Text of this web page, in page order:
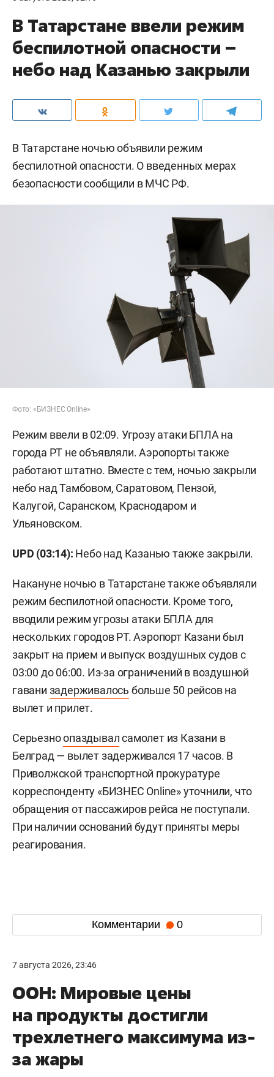
В Татарстане ввели режим
беспилотной опасности –
небо над Казанью закрыли
В Татарстане ночью объявили режим
беспилотной опасности. О введенных мерах
безопасности сообщили в МЧС РФ.
Фото: «БИЗНЕС Online»
Режим ввели в 02:09. Угрозу атаки БПЛА на
города РТ не объявляли. Аэропорты также
работают штатно. Вместе с тем, ночью закрыли
небо над Тамбовом, Саратовом, Пензой,
Калугой, Саранском, Краснодаром и
Ульяновском.
UPD (03:14): Небо над Казанью также закрыли.
Накануне ночью в Татарстане также объявляли
режим беспилотной опасности. Кроме того,
вводили режим угрозы атаки БПЛА для
нескольких городов РТ. Аэропорт Казани был
закрыт на прием и выпуск воздушных судов с
03:00 до 06:00. Из-за ограничений в воздушной
гавани задерживалось больше 50 рейсов на
вылет и прилет.
Серьезноопаздывалсамолет из Казани в
Белград — вылет задерживался 17 часов. В
Приволжской транспортной прокуратуре
корреспонденту «БИЗНЕС Online» уточнили, что
обращения от пассажиров рейса не поступали.
При наличии оснований будут приняты меры
реагирования.
Комментарии 0
7 августа 2026, 23:46
ООН: Мировые цены
на продукты достигли
трехлетнего максимума из-
за жары